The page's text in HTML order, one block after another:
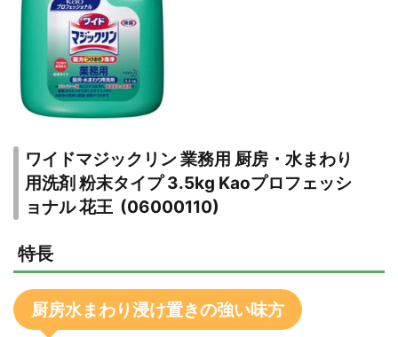
ワイドマジックリン 業務用 厨房・水まわり
用洗剤 粉末タイプ 3.5kg Kaoプロフェッシ
ョナル 花王 (06000110)
特長
厨房水まわり浸け置きの強い味方